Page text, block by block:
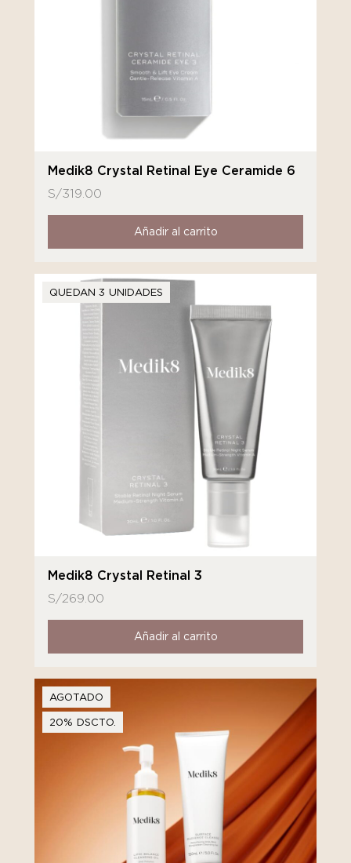
Medik8 Crystal Retinal Eye Ceramide 6
S/319.00
Añadir al carrito
QUEDAN 3 UNIDADES
Medik8 Crystal Retinal 3
S/269.00
Añadir al carrito
AGOTADO
20% DSCTO.